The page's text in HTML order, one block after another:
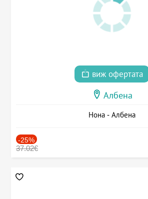
виж офертата
Албена
Нона - Албена
-25%
37.02€